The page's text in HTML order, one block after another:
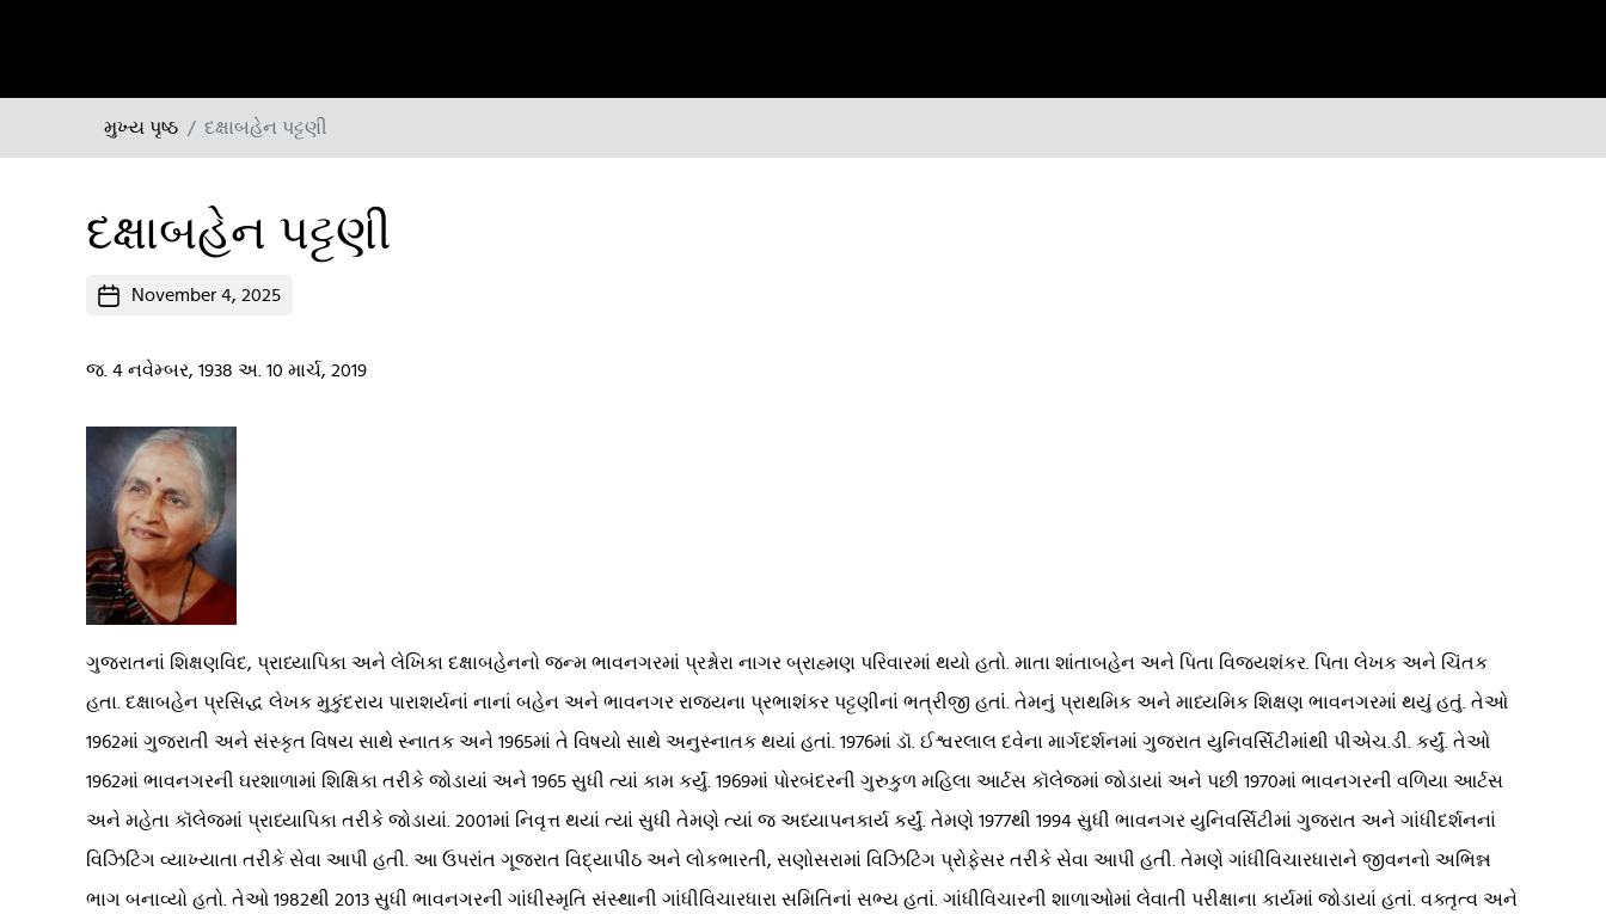
મુખ્ય પૃષ્ઠ દક્ષાબહેન પટ્ટણી
દક્ષાબહેન પટ્ટણી
PostNovember 4, 2025
જ. 4 નવેમ્બર, 1938 અ. 10 માર્ચ, 2019
ગુજરાતનાં શિક્ષણવિદ, પ્રાધ્યાપિકા અને લેખિકા દક્ષાબહેનનો જન્મ ભાવનગરમાં પ્રશ્નોરા નાગર બ્રાહ્મણ પરિવારમાં થયો હતો. માતા શાંતાબહેન અને પિતા વિજયશંકર. પિતા લેખક અને ચિંતક
હતા. દક્ષાબહેન પ્રસિદ્ધ લેખક મુકુંદરાય પારાશર્યનાં નાનાં બહેન અને ભાવનગર રાજ્યના પ્રભાશંકર પટ્ટણીનાં ભત્રીજી હતાં. તેમનું પ્રાથમિક અને માધ્યમિક શિક્ષણ ભાવનગરમાં થયું હતું. તેઓ
1962માં ગુજરાતી અને સંસ્કૃત વિષય સાથે સ્નાતક અને 1965માં તે વિષયો સાથે અનુસ્નાતક થયાં હતાં. 1976માં ડૉ. ઈશ્વરલાલ દવેના માર્ગદર્શનમાં ગુજરાત યુનિવર્સિટીમાંથી પીએચ.ડી. કર્યું. તેઓ
1962માં ભાવનગરની ઘરશાળામાં શિક્ષિકા તરીકે જોડાયાં અને 1965 સુધી ત્યાં કામ કર્યું. 1969માં પોરબંદરની ગુરુકુળ મહિલા આર્ટસ કૉલેજમાં જોડાયાં અને પછી 1970માં ભાવનગરની વળિયા આર્ટસ
અને મહેતા કૉલેજમાં પ્રાધ્યાપિકા તરીકે જોડાયાં. 2001માં નિવૃત્ત થયાં ત્યાં સુધી તેમણે ત્યાં જ અધ્યાપનકાર્ય કર્યું. તેમણે 1977થી 1994 સુધી ભાવનગર યુનિવર્સિટીમાં ગુજરાત અને ગાંધીદર્શનનાં
વિઝિટિંગ વ્યાખ્યાતા તરીકે સેવા આપી હતી. આ ઉપરાંત ગૂજરાત વિદ્યાપીઠ અને લોકભારતી, સણોસરામાં વિઝિટિંગ પ્રોફેસર તરીકે સેવા આપી હતી. તેમણે ગાંધીવિચારધારાને જીવનનો અભિન્ન
ભાગ બનાવ્યો હતો. તેઓ 1982થી 2013 સુધી ભાવનગરની ગાંધીસ્મૃતિ સંસ્થાની ગાંધીવિચારધારા સમિતિનાં સભ્ય હતાં. ગાંધીવિચારની શાળાઓમાં લેવાતી પરીક્ષાના કાર્યમાં જોડાયાં હતાં. વક્તૃત્વ અને